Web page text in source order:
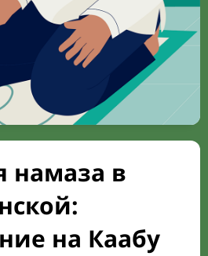
намаза в
на Каабу